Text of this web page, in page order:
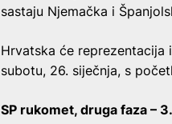
sastaju Njemačka i
Hrvatska će
subotu, 26. siječnja, s
SP rukomet, druga faza –